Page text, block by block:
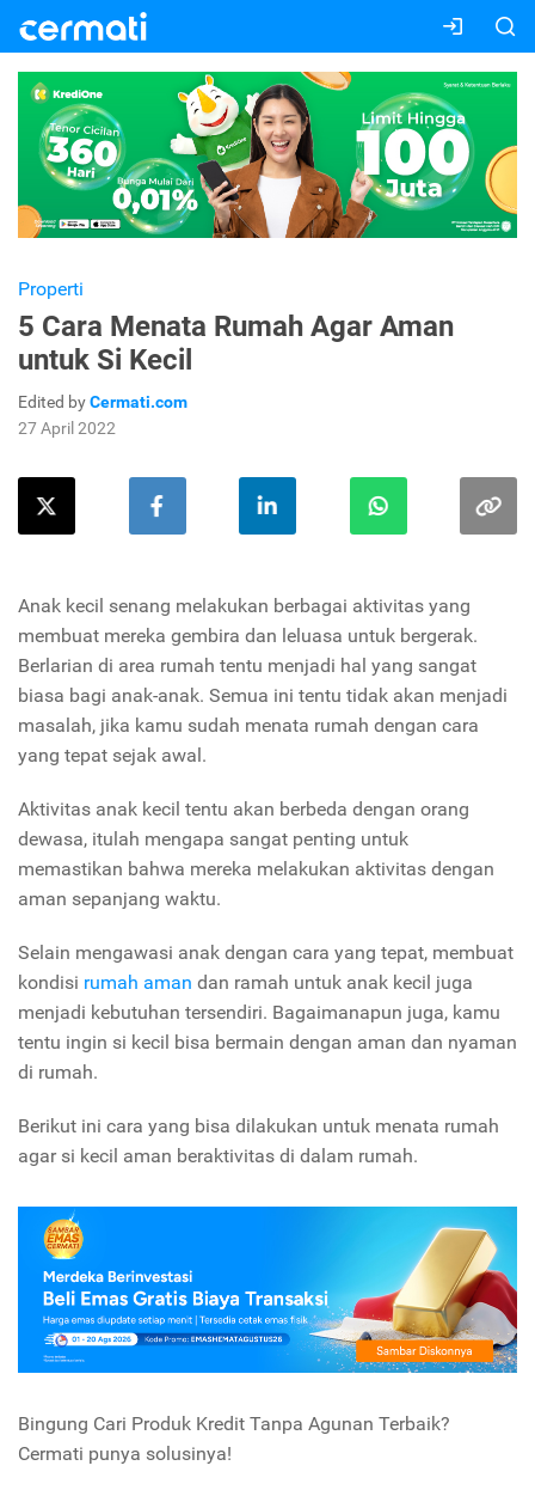
Properti
5 Cara Menata Rumah Agar Aman
untuk Si Kecil
Edited byCermati.com
27 April 2022
Anak kecil senang melakukan berbagai aktivitas yang
membuat mereka gembira dan leluasa untuk bergerak.
Berlarian di area rumah tentu menjadi hal yang sangat
biasa bagi anak-anak. Semua ini tentu tidak akan menjadi
masalah, jika kamu sudah menata rumah dengan cara
yang tepat sejak awal.
Aktivitas anak kecil tentu akan berbeda dengan orang
dewasa, itulah mengapa sangat penting untuk
memastikan bahwa mereka melakukan aktivitas dengan
aman sepanjang waktu.
Selain mengawasi anak dengan cara yang tepat, membuat
kondisi rumah aman dan ramah untuk anak kecil juga
menjadi kebutuhan tersendiri. Bagaimanapun juga, kamu
tentu ingin si kecil bisa bermain dengan aman dan nyaman
di rumah.
Berikut ini cara yang bisa dilakukan untuk menata rumah
agar si kecil aman beraktivitas di dalam rumah.
Bingung Cari Produk Kredit Tanpa Agunan Terbaik?
Cermati punya solusinya!